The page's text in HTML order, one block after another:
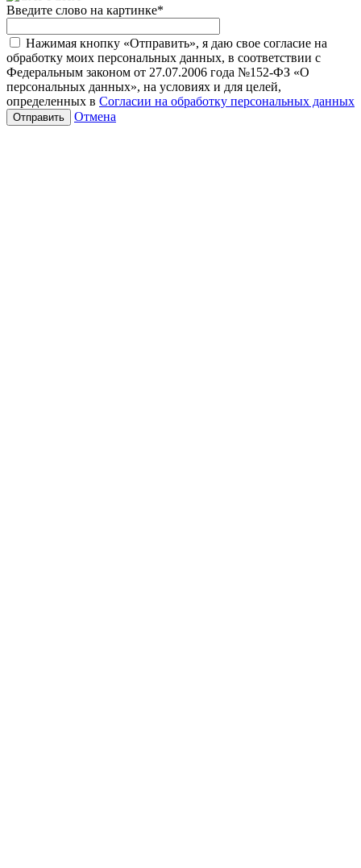
Введите слово на картинке*
Нажимая кнопку «Отправить», я даю свое согласие на
обработку моих персональных данных, в соответствии с
Федеральным законом от 27.07.2006 года №152-ФЗ «О
персональных данных», на условиях и для целей,
определенных в Согласии на обработку персональных данных
Отмена